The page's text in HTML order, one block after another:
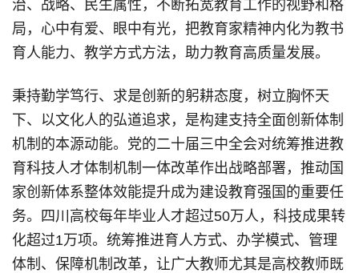
治、战略、民生属性，不断拓宽教育工作的视野和格
局，心中有爱、眼中有光，把教育家精神内化为教书
育人能力、教学方式方法，助力教育高质量发展。
秉持勤学笃行、求是创新的躬耕态度，树立胸怀天
下、以文化人的弘道追求，是构建支持全面创新体制
机制的本源动能。党的二十届三中全会对统筹推进教
育科技人才体制机制一体改革作出战略部署，推动国
家创新体系整体效能提升成为建设教育强国的重要任
务。四川高校每年毕业人才超过50万人，科技成果转
化超过1万项。统筹推进育人方式、办学模式、管理
体制、保障机制改革，让广大教师尤其是高校教师既